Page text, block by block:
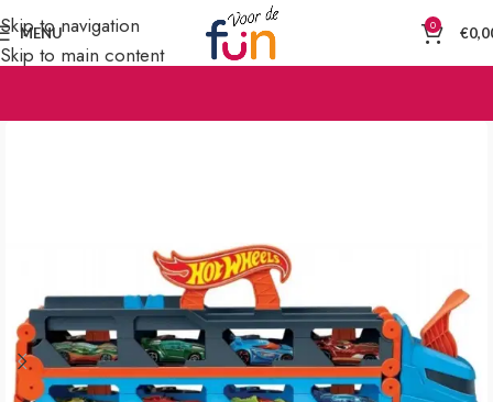
Skip to navigation
Skip to main content
MENU 0 €